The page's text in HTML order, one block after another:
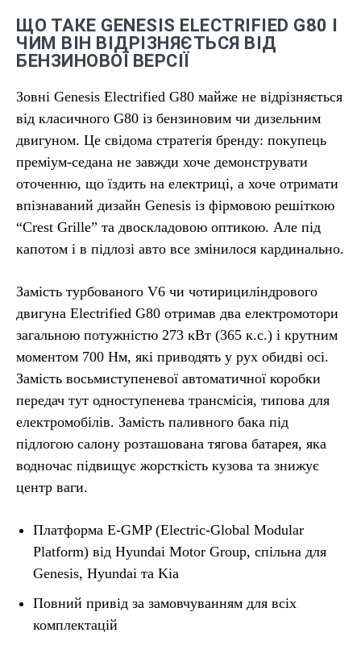
ЩО ТАКЕ GENESIS ELECTRIFIED G80 І
ЧИМ ВІН ВІДРІЗНЯЄТЬСЯ ВІД
БЕНЗИНОВОЇ ВЕРСІЇ
Зовні Genesis Electrified G80 майже не відрізняється
від класичного G80 із бензиновим чи дизельним
двигуном. Це свідома стратегія бренду: покупець
преміум-седана не завжди хоче демонструвати
оточенню, що їздить на електриці, а хоче отримати
впізнаваний дизайн Genesis із фірмовою решіткою
“Crest Grille” та двоскладовою оптикою. Але під
капотом і в підлозі авто все змінилося кардинально.
Замість турбованого V6 чи чотирициліндрового
двигуна Electrified G80 отримав два електромотори
загальною потужністю 273 кВт (365 к.с.) і крутним
моментом 700 Нм, які приводять у рух обидві осі.
Замість восьмиступеневої автоматичної коробки
передач тут одноступенева трансмісія, типова для
електромобілів. Замість паливного бака під
підлогою салону розташована тягова батарея, яка
водночас підвищує жорсткість кузова та знижує
центр ваги.
Платформа E-GMP (Electric-Global Modular
Platform) від Hyundai Motor Group, спільна для
Genesis, Hyundai та Kia
Повний привід за замовчуванням для всіх
комплектацій